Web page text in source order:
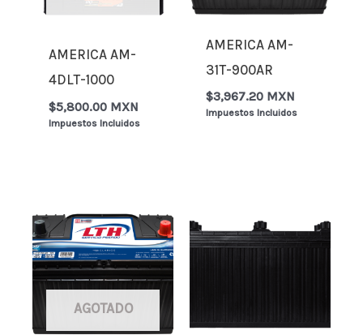
AMERICA AM-
4DLT-1000
$5,800.00 MXN
Impuestos Incluidos
AMERICA AM-
31T-900AR
$3,967.20 MXN
Impuestos Incluidos
AGOTADO